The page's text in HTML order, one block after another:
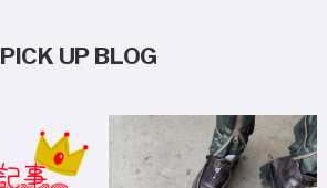
PICK UP BLOG